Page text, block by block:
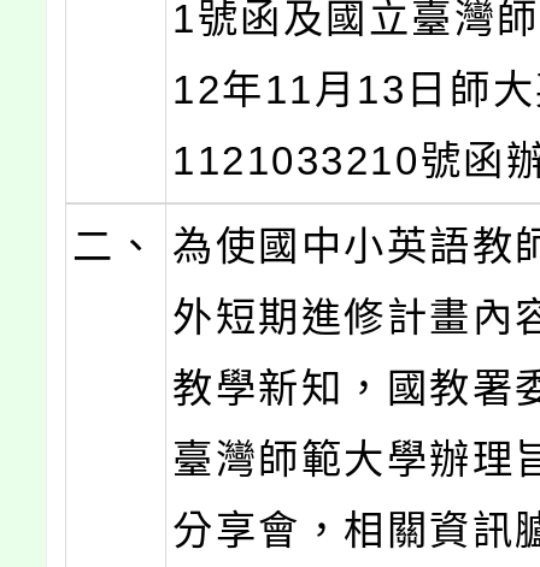
1號函及國立臺灣
12年11月13日師
1121033210號函
二、
為使國中小英語教
外短期進修計畫內
教學新知，國教署
臺灣師範大學辦理
分享會，相關資訊